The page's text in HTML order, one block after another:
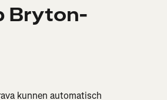
Bryton-
kunnen automatisch